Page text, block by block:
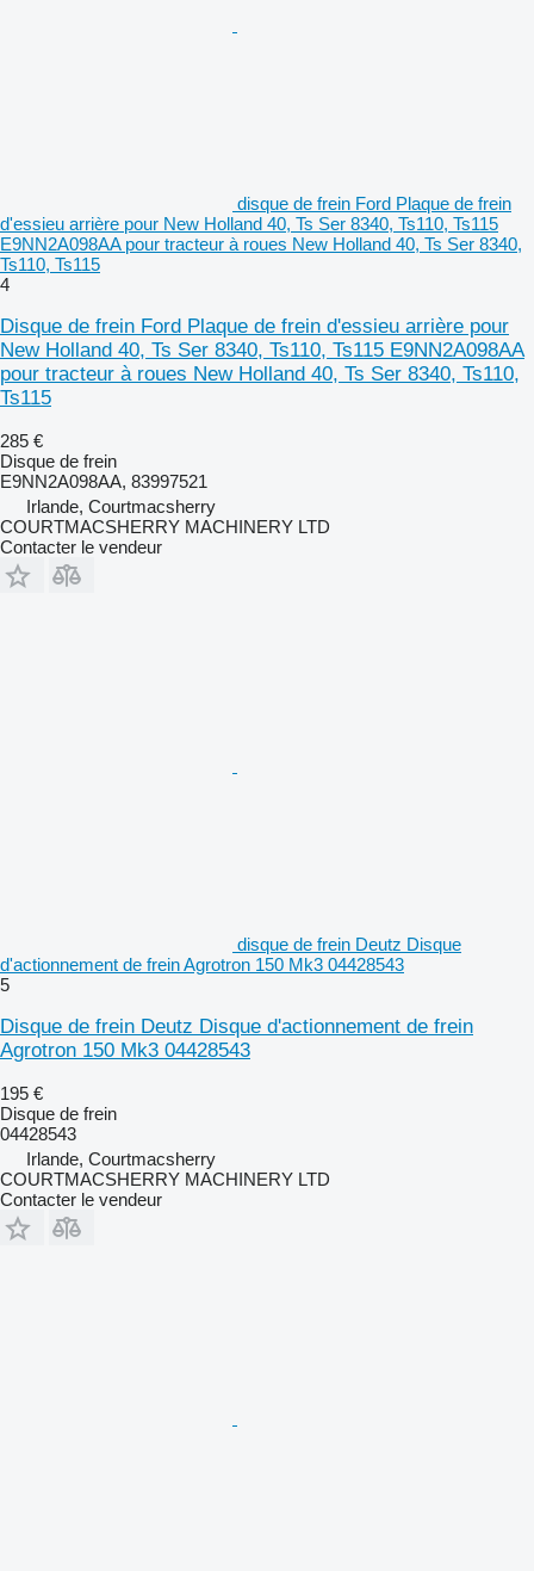
disque de frein Ford Plaque de frein
d'essieu arrière pour New Holland 40, Ts Ser 8340, Ts110, Ts115
E9NN2A098AA pour tracteur à roues New Holland 40, Ts Ser 8340,
Ts110, Ts115
4
Disque de frein Ford Plaque de frein d'essieu arrière pour
New Holland 40, Ts Ser 8340, Ts110, Ts115 E9NN2A098AA
pour tracteur à roues New Holland 40, Ts Ser 8340, Ts110,
Ts115
285 €
Disque de frein
E9NN2A098AA, 83997521
Irlande, Courtmacsherry
COURTMACSHERRY MACHINERY LTD
Contacter le vendeur
disque de frein Deutz Disque
d'actionnement de frein Agrotron 150 Mk3 04428543
5
Disque de frein Deutz Disque d'actionnement de frein
Agrotron 150 Mk3 04428543
195 €
Disque de frein
04428543
Irlande, Courtmacsherry
COURTMACSHERRY MACHINERY LTD
Contacter le vendeur